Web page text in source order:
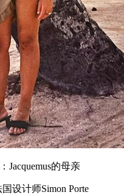
Jacquemus的母亲
计师Simon Porte